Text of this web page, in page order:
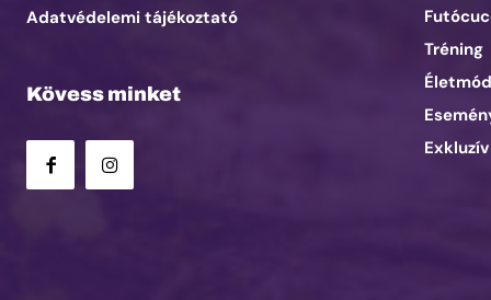
Adatvédelemi tájékoztató
Kövess minket
Tréning
Életmód